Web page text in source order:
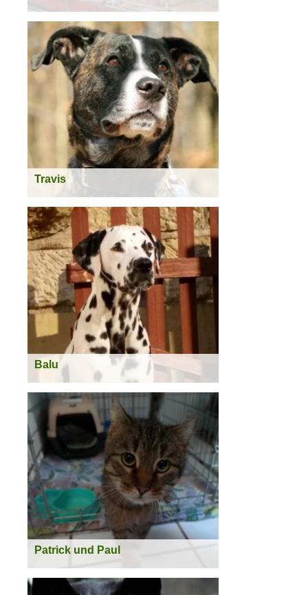
Geschlecht:weiblich
Kastriert:Ja
Rasse:EHK
Status:vermittelt
Weiterlesen >
Travis
Geschlecht:männlich
Kastriert:
nein
Rasse:Mischling
Schulterhöhe:ca. 59 cm
Status: vermittelt
Weiterlesen >
Balu
Geschlecht:männlich
Kastriert:Ja
Rasse:
Dalmatiner
Schulterhöhe:
ca. 58 cm
Status:vermittelt
Weiterlesen >
Patrick und Paul
vermittelt